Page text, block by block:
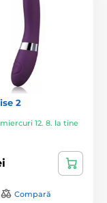
2
miercuri 12. 8. la tine
Compară